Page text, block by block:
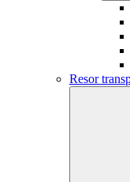
Resor